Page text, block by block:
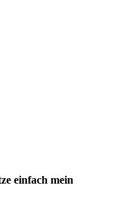
einfach mein